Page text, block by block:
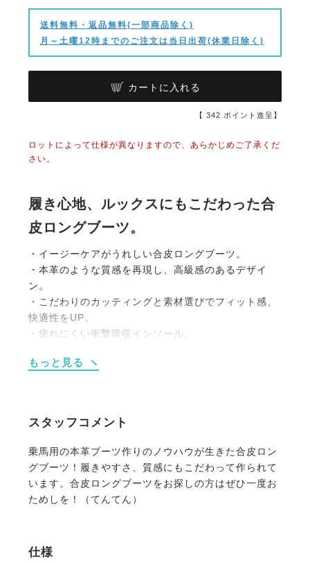
送料無料・返品無料(一部商品除く)
月～土曜12時までのご注文は当日出荷(休業日除く)
カートに入れる
【 342 ポイント進呈】
ロットによって仕様が異なりますので、あらかじめご了承くだ
さい。
履き心地、ルックスにもこだわった合
皮ロングブーツ。
・イージーケアがうれしい合皮ロングブーツ。
・本革のような質感を再現し、高級感のあるデザイ
ン。
・こだわりのカッティングと素材選びでフィット感、
快適性をUP。
・疲れにくい衝撃吸収インソール。
・ソール内側にはスチールの補強あり。タフな使用に
文字ロゴ。
～about Moretta～
老舗イギリス馬具メーカーShires（シャイヤー）が手
全商品に共通するのは、インナーライニングに速乾吸
もっと見る
スタッフコメント
乗馬用の本革ブーツ作りのノウハウが生きた合皮ロン
グブーツ！履きやすさ、質感にもこだわって作られて
います。合皮ロングブーツをお探しの方はぜひ一度お
ためしを！（てんてん）
仕様